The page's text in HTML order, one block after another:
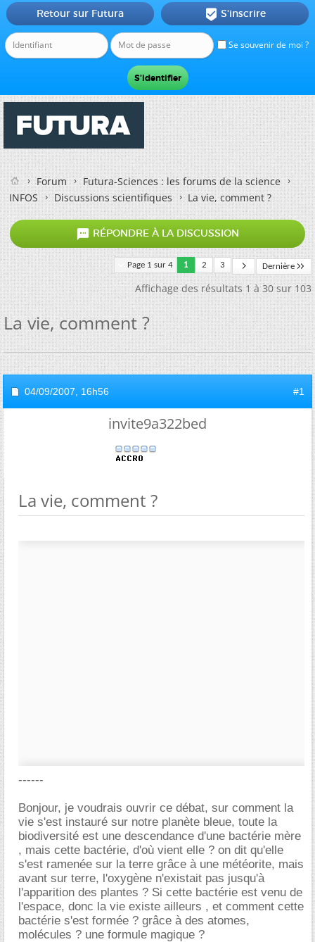
Se souvenir de moi ?
Retour sur Futura  S'inscrire
Forum
Futura-Sciences : les forums de la science
INFOS
Discussions scientifiques La vie, comment ?
 RÉPONDRE À LA DISCUSSION
Page 1 sur 4 1 2 3 Dernière
Affichage des résultats 1 à 30 sur 103
La vie, comment ?
04/09/2007, 16h56 #1
invite9a322bed
La vie, comment ?
------
Bonjour, je voudrais ouvrir ce débat, sur comment la
vie s'est instauré sur notre planète bleue, toute la
biodiversité est une descendance d'une bactérie mère
, mais cette bactérie, d'où vient elle ? on dit qu'elle
s'est ramenée sur la terre grâce à une météorite, mais
avant sur terre, l'oxygène n'existait pas jusqu'à
l'apparition des plantes ? Si cette bactérie est venu de
l'espace, donc la vie existe ailleurs , et comment cette
bactérie s'est formée ? grâce à des atomes,
molécules ? une formule magique ?